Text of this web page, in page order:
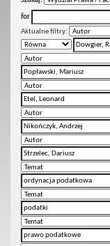
for
Aktualne filtry: